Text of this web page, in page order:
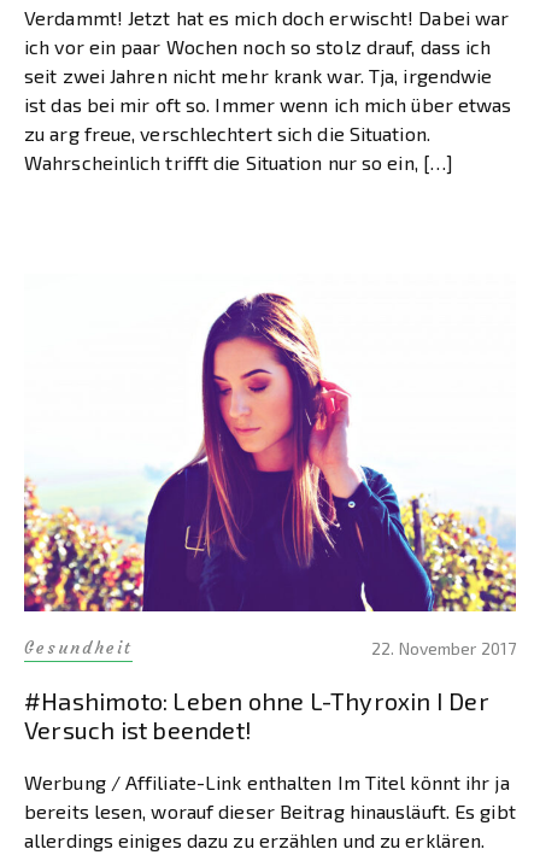
Verdammt! Jetzt hat es mich doch erwischt! Dabei war
ich vor ein paar Wochen noch so stolz drauf, dass ich
seit zwei Jahren nicht mehr krank war. Tja, irgendwie
ist das bei mir oft so. Immer wenn ich mich über etwas
zu arg freue, verschlechtert sich die Situation.
Wahrscheinlich trifft die Situation nur so ein, […]
Gesundheit 22. November 2017
#Hashimoto: Leben ohne L-Thyroxin I Der
Versuch ist beendet!
Werbung / Affiliate-Link enthalten Im Titel könnt ihr ja
bereits lesen, worauf dieser Beitrag hinausläuft. Es gibt
allerdings einiges dazu zu erzählen und zu erklären.